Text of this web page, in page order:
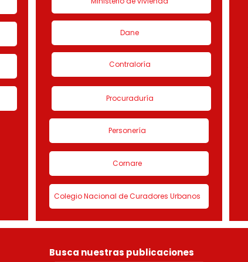
Dane
Contraloría
Procuraduría
Personería
Cornare
Colegio Nacional de Curadores Urbanos
Busca nuestras publicaciones